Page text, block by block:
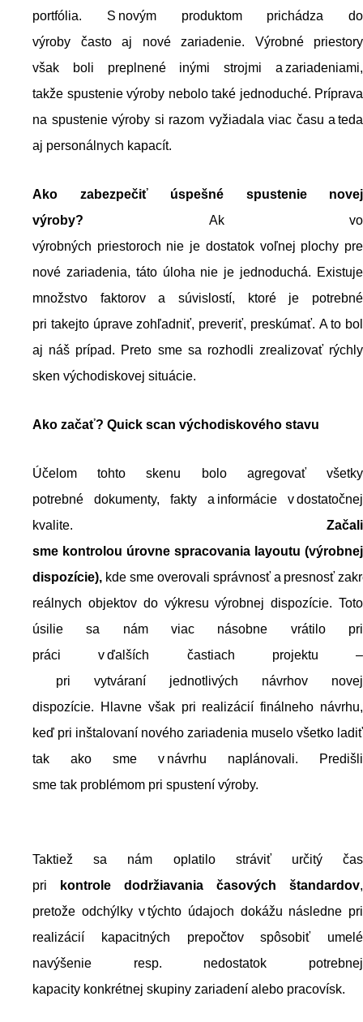
portfólia. S novým produktom prichádza do
výroby často aj nové zariadenie. Výrobné priestory
však boli preplnené inými strojmi a zariadeniami,
takže spustenie výroby nebolo také jednoduché. Príprava
na spustenie výroby si razom vyžiadala viac času a teda
aj personálnych kapacít.
Ako zabezpečiť úspešné spustenie novej
výroby?
Ak vo
výrobných priestoroch nie je dostatok voľnej plochy pre
nové zariadenia, táto úloha nie je jednoduchá. Existuje
množstvo faktorov a súvislostí, ktoré je potrebné
pri takejto úprave zohľadniť, preveriť, preskúmať. A to bol
aj náš prípad. Preto sme sa rozhodli zrealizovať rýchly
sken východiskovej situácie.
Ako začať? Quick scan východiskového stavu
Účelom tohto skenu bolo agregovať všetky
potrebné dokumenty, fakty a informácie v dostatočnej
kvalite. Začali
sme kontrolou úrovne spracovania layoutu (výrobnej
dispozície), kde sme overovali správnosť a presnosť
reálnych objektov do výkresu výrobnej dispozície. Toto
úsilie sa nám viac násobne vrátilo pri
práci v ďalších častiach projektu –
pri vytváraní jednotlivých návrhov novej
dispozície. Hlavne však pri realizácií finálneho návrhu,
keď pri inštalovaní nového zariadenia muselo všetko ladiť
tak ako sme v návrhu naplánovali. Predišli
sme tak problémom pri spustení výroby.
Taktiež sa nám oplatilo stráviť určitý čas
pri
kontrole dodržiavania časových štandardov,
pretože odchýlky v týchto údajoch dokážu následne pri
realizácií kapacitných prepočtov spôsobiť umelé
navýšenie resp. nedostatok potrebnej
kapacity konkrétnej skupiny zariadení alebo pracovísk.